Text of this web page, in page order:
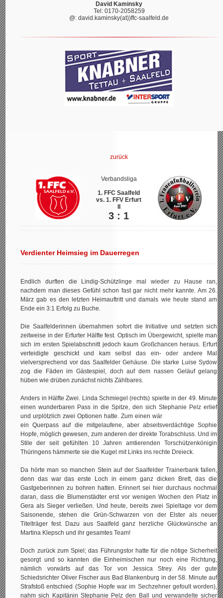
David Kaminsky
Tel: 0170-2058259
@: david.kaminsky(at))ffc-saalfeld.de
zurück
Verbandsliga
1. FFC Saalfeld
vs. 1. FFV Erfurt
3 : 1
Verdienter Heimsieg im Dauerregen
Endlich durften die Lindig-Schützlinge mal wieder zu Hause ran,
nachdem man dieses Gefühl schon fast gar nicht mehr kannte. Am 26.
März gab es den letzten Heimauftritt und damals wie heute stand am
Ende ein 3:1 Erfolg zu Buche.
Die Saalfelderinnen übernahmen sofort die Initiative und setzten sich
zeitweise in der Erfurter Hälfte fest. Optisch im Übergewicht, spielte man
sich im ersten Spielabschnitt jedoch kaum Großchancen heraus. Erfurt
verteidigte geschickt und kam selbst das ein- oder andere Mal
vielversprechend vor das Saalfelder Gehäuse. Die starke Luise Sydow
zog die Fäden im Gästespiel, doch auf dem nassen Geläuf gelang
hüben wie drüben zunächst nichts Zählbares.
Anders in Hälfte Zwei. Linda Schmiegel (rechts) spielte in der 49. Minute
einen wunderbaren Pass in die Spitze, den sich Stephanie Pelz erlief
und urplötzlich zwei Optionen hatte.Zum einen wär
ein Querpass auf die mitgelaufene, aber abseitsverdächtige Sophie
Hopfe, möglich gewesen, zum anderen der direkte Torabschluss. Und im
Stile der seit gefühlten 10 Jahren amtierenden Torschützenkönigin
Thüringens hämmerte sie die Kugel mit Links ins rechte Dreieck.
Da hörte man so manchen Stein auf der Saalfelder Trainerbank fallen,
denn das war das erste Loch in einem ganz dicken Brett, das die
Gastgeberinnen zu bohren hatten. Erinnert sei hier durchaus nochmal
daran, dass die Blumenstädter erst vor wenigen Wochen den Platz in
Gera als Sieger verließen. Und heute, bereits zwei Spieltage vor dem
Saisonende, stehen die Grün-Schwarzen von der Elster als neuer
Titelträger fest. Dazu aus Saalfeld ganz herzliche Glückwünsche an
Martina Klepsch und ihr gesamtes Team!
Doch zurück zum Spiel; das Führungstor hatte für die nötige Sicherheit
gesorgt und so kannten die Einheimischen nur noch eine Richtung,
nämlich vorwärts auf das Tor von Jessica Strey. Als der gute
Schiedsrichter Oliver Fischer aus Bad Blankenburg in der 58. Minute auf
Strafstoß entschied (Sophie Hopfe war im Sechzehner gefoult worden),
nahm sich Kapitänin Stephanie Pelz den Ball und verwandelte sicher